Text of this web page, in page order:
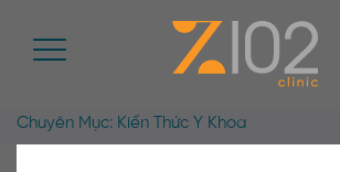
Chuyên Mục: Kiến Thức Y Khoa